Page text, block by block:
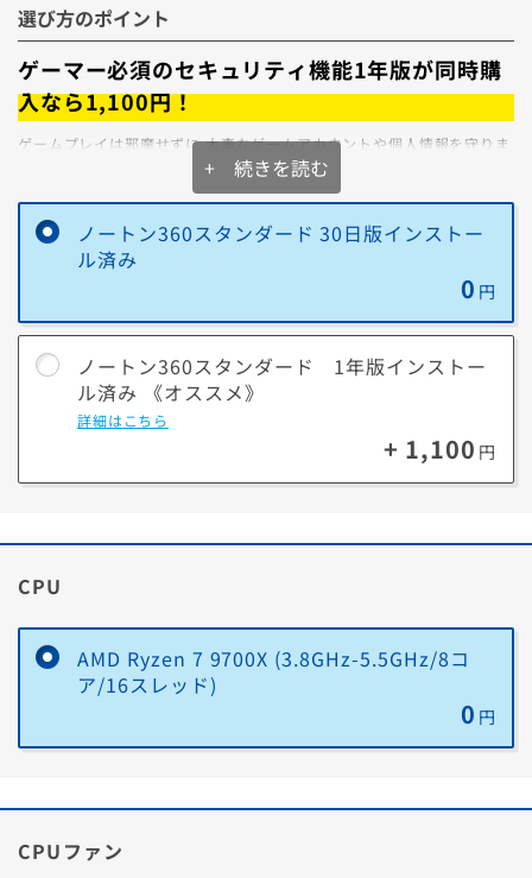
※2.買取チケットをご利用いただくことで、買取価格3,000円以上
を保証いたします。
※3.セーフティサービスに13ヶ月以上継続加入中のお客様はパソ
コン買換え支援サービスを併用で、よりお得になる場合がござい
ます。ご希望の方は、本項目では買取サービスをご選択いただ
買取と下取りの違いを詳しく見る
額になる可能性
あり）
受け取り
お支払いしま
込)
りキットで不要PCを
送るだけ
WEBで買取依頼
が必要です
選び方のポイント
ゲーマー必須のセキュリティ機能1年版が同時購
入なら1,100円！
ゲームプレイは邪魔せずに 大事なゲームアカウントや個人情報を守りま
ゲーマー特有の悩みもノートン™ 360なら解決できます。
パソコンと同時購入なら
お得でインストール作業も不要！
ノートン360
通常版
（ダウンロード版）
※価格は2025年10月現在です。更新される可能性があります。最新情
報はノートン公式サイトをご確認ください。
■おすすめポイント
ー」
② フィッシング詐欺からゲームアカウントを守る「フィッシング詐欺
対策と脆弱性保護」
③ 悪意のあるMODや非公式ツールによるマルウェア感染リスクから
④ DDoS攻撃などオンラインゲームプレイ中の脅威を防ぐ「スマート
⑤ ゲームプレイを妨げないように通知やバックグラウンドタスクを停
+ 続きを読む
ノートン360スタンダード 30日版インストー
ル済み
0 円
ノートン360スタンダード 1年版インストー
ル済み 《オススメ》
詳細はこちら
+ 1,100 円
CPU
AMD Ryzen 7 9700X (3.8GHz-5.5GHz/8コ
ア/16スレッド)
0 円
CPUファン